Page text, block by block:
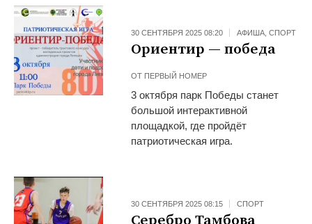
30 СЕНТЯБРЯ 2025 08:20 АФИША,СПОРТ
Ориентир — победа
ОТ ПЕРВЫЙ НОМЕР
3 октября парк Победы станет
большой интерактивной
площадкой, где пройдёт
патриотическая игра.
30 СЕНТЯБРЯ 2025 08:15 СПОРТ